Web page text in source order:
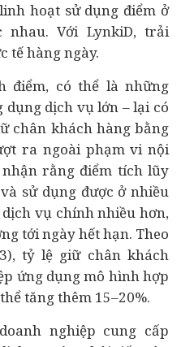
hoạt sử dụng điểm ở
nhau. Với LynkiD, trải
tế hàng ngày.
điểm, có thể là những
dụng dịch vụ lớn – lại có
chân khách hàng bằng
ra ngoài phạm vi nội
rằng điểm tích lũy
sử dụng được ở nhiều
vụ chính nhiều hơn,
tới ngày hết hạn. Theo
tỷ lệ giữ chân khách
ứng dụng mô hình hợp
tăng thêm 15–20%.
nghiệp cung cấp